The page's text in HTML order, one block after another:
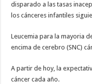
disparado a las tasas
los cánceres infantiles
Leucemia para la mayoria
encima de cerebro (SNC)
A partir de hoy, la
cáncer cada año.